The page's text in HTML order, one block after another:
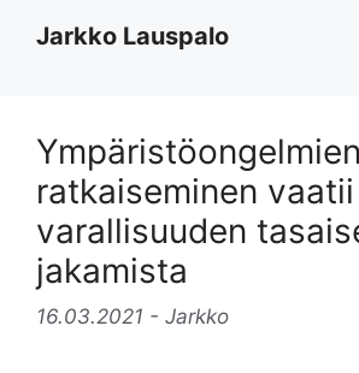
sisältöön
Jarkko Lauspalo
Ympäristöongelmien
ratkaiseminen vaatii
varallisuuden
jakamista
16.03.2021 - Jarkko